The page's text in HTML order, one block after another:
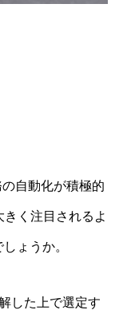
自動化が積極的
きく注目されるよ
ょうか。
した上で選定す